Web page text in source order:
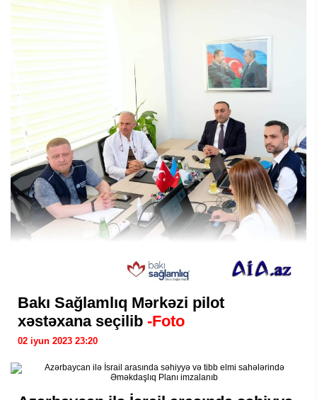
Bakı Sağlamlıq Mərkəzi pilot
xəstəxana seçilib -Foto
02 iyun 2023 23:20